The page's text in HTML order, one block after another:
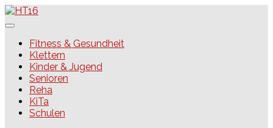
Skip
to
HT16Fitness & Gesundheit
Klettern
Kinder & Jugend
Senioren
Reha
KiTa
Schulen